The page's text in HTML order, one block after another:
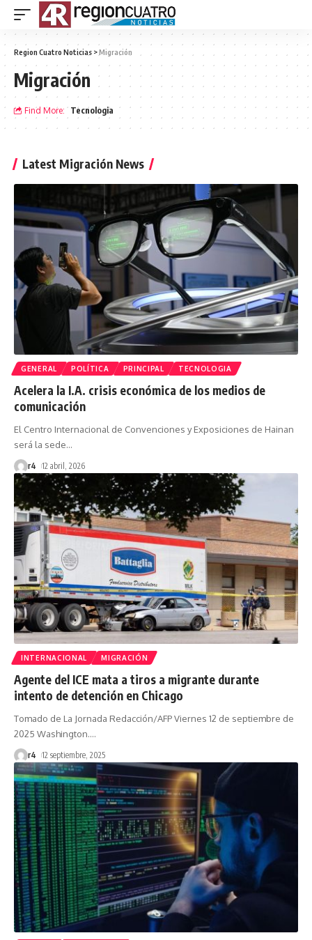
Region Cuatro Noticias >Migración
Migración
Find More: Tecnologia
Latest Migración News
GENERAL POLÍTICA PRINCIPAL TECNOLOGIA
Acelera la I.A. crisis económica de los medios de
comunicación
El Centro Internacional de Convenciones y Exposiciones de Hainan
será la sede…
r4 12 abril, 2026
INTERNACIONAL MIGRACIÓN
Agente del ICE mata a tiros a migrante durante
intento de detención en Chicago
Tomado de La Jornada Redacción/AFP Viernes 12 de septiembre de
2025 Washington.…
r4 12 septiembre, 2025